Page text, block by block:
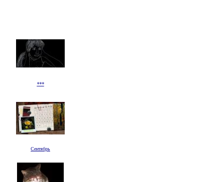
***
Сентябрь